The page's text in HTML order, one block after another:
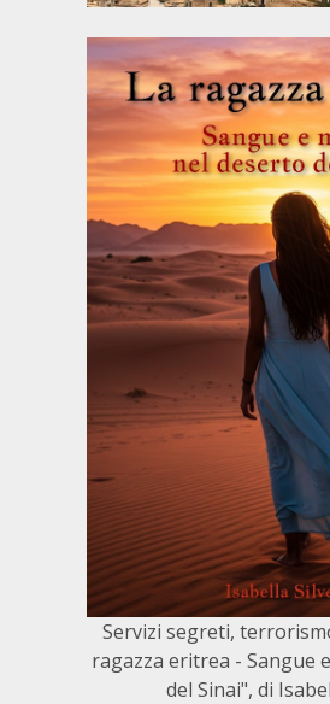
Servizi segreti,
ragazza eritrea - Sangue
del Sinai", di